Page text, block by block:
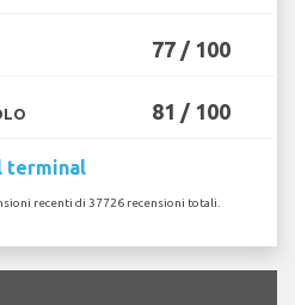
77 / 100
81 / 100
terminal
recenti di 37726 recensioni totali.